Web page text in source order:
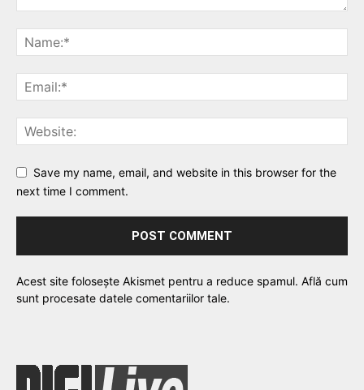
Save my name, email, and website in this browser for the
next time I comment.
Acest site folosește Akismet pentru a reduce spamul. Află cum
sunt procesate datele comentariilor tale.